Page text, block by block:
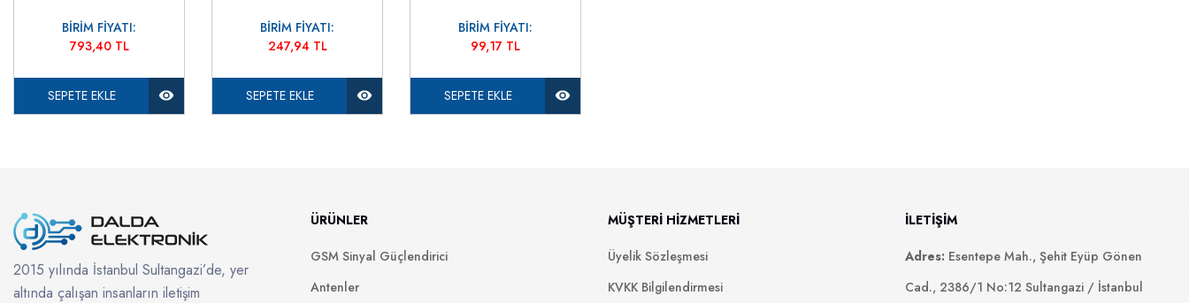
BİRİM FİYATI:
793,40 TL
SEPETE EKLE
BİRİM FİYATI:
247,94 TL
SEPETE EKLE
BİRİM FİYATI:
99,17 TL
SEPETE EKLE
2015 yılında İstanbul Sultangazi’de, yer
altında çalışan insanların iletişim
ÜRÜNLER
GSM Sinyal Güçlendirici
Antenler
MÜŞTERİ HİZMETLERİ
Üyelik Sözleşmesi
KVKK Bilgilendirmesi
İLETİŞİM
Adres: Esentepe Mah., Şehit Eyüp Gönen
Cad., 2386/1 No:12 Sultangazi / İstanbul